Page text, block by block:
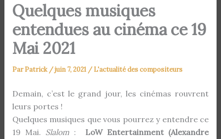
Quelques musiques
entendues au cinéma ce 19
Mai 2021
ParPatrick /juin 7, 2021 /L'actualité des compositeurs
Demain, c’est le grand jour, les cinémas rouvrent
leurs portes !
Quelques musiques que vous pourrez y entendre ce
19 Mai. Slalom : LoW Entertainment (Alexandre